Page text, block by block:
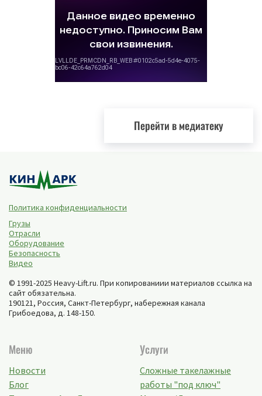
Перейти в медиатеку
Политика конфиденциальности
Грузы
Отрасли
Оборудование
Безопасность
Видео
© 1991-2025 Heavy-Lift.ru. При копированиии материалов ссылка на
сайт обязательна.
190121, Россия, Санкт-Петербург, набережная канала
Грибоедова, д. 148-150.
Меню
Новости
Блог
Услуги
Сложные такелажные
работы "под ключ"